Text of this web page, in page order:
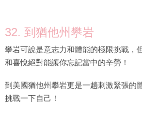
32. 到猶他州攀岩
攀岩可說是意志力和體能的極限挑戰，
和喜悅絕對能讓你忘記當中的辛勞！
到美國猶他州攀岩更是一趟刺激緊張的
挑戰一下自己！